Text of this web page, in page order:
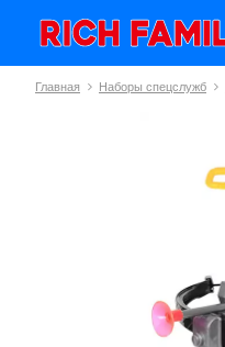
Главная Наборы спецслужб